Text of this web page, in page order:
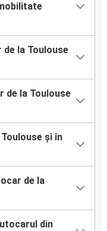
de la Toulouse
de la Toulouse
și în
de la
din